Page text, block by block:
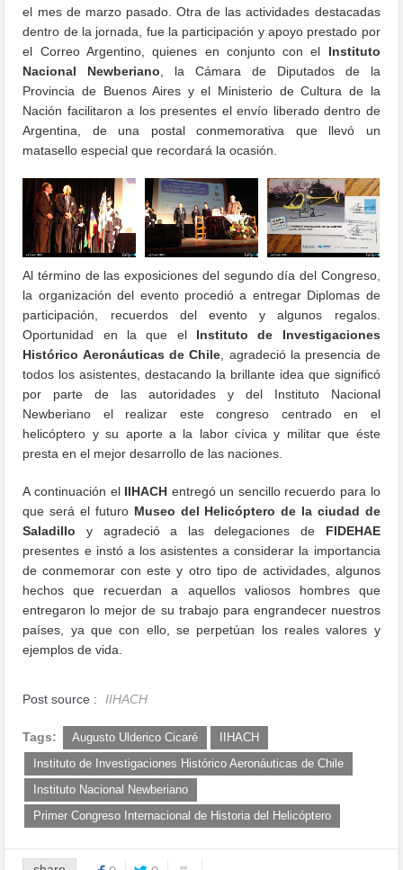
el mes de marzo pasado. Otra de las actividades destacadas
dentro de la jornada, fue la participación y apoyo prestado por
el Correo Argentino, quienes en conjunto con el Instituto
Nacional Newberiano , la Cámara de Diputados de la
Provincia de Buenos Aires y el Ministerio de Cultura de la
Nación facilitaron a los presentes el envío liberado dentro de
Argentina, de una postal conmemorativa que llevó un
matasello especial que recordará la ocasión.
Al término de las exposiciones del segundo día del Congreso,
la organización del evento procedió a entregar Diplomas de
participación, recuerdos del evento y algunos regalos.
Oportunidad en la que el Instituto de Investigaciones
Histórico Aeronáuticas de Chile , agradeció la presencia de
todos los asistentes, destacando la brillante idea que significó
por parte de las autoridades y del Instituto Nacional
Newberiano el realizar este congreso centrado en el
helicóptero y su aporte a la labor cívica y militar que éste
presta en el mejor desarrollo de las naciones.
A continuación el IIHACH entregó un sencillo recuerdo para lo
que será el futuro Museo del Helicóptero de la ciudad de
Saladillo y agradeció a las delegaciones de FIDEHAE
presentes e instó a los asistentes a considerar la importancia
de conmemorar con este y otro tipo de actividades, algunos
hechos que recuerdan a aquellos valiosos hombres que
entregaron lo mejor de su trabajo para engrandecer nuestros
países, ya que con ello, se perpetúan los reales valores y
ejemplos de vida.
Post source : IIHACH
Tags: Augusto Ulderico Cicaré
IIHACH
Instituto de Investigaciones Histórico Aeronáuticas de Chile
Instituto Nacional Newberiano
Primer Congreso Internacional de Historia del Helicóptero